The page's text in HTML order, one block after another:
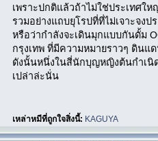
เพราะปกติแล้วถ้าไม่ใช่ประเทศใ
รวมอย่างแถบยุโรปที่ที่ไม่เจาะจงป
หรือว่ากำลังจะเดินมุกแบบกันดั้ม
กรุงเทพ ที่มีความหมายราวๆ ดินแ
ดังนั้นหนึ่งในสี่นักบุญหญิงต้นกำเนิ
เปล่าล่ะนั่น
เหล่าหมีที่ถูกใจสิ่งนี้: KAGUYA